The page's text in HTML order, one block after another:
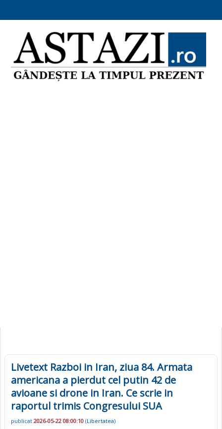
Livetext Razboi in Iran, ziua 84. Armata
americana a pierdut cel putin 42 de
avioane si drone in Iran. Ce scrie in
raportul trimis Congresului SUA
publicat 2026-05-22 08:00:10 (Libertatea)